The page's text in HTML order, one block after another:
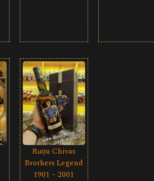
Rượu Chivas
Brothers Legend
1901 – 2001